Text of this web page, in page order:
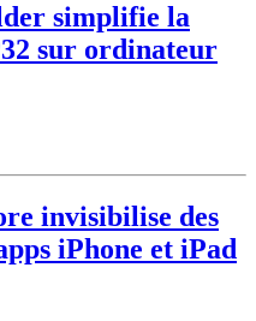
simplifie la
sur ordinateur
invisibilise des
iPhone et iPad